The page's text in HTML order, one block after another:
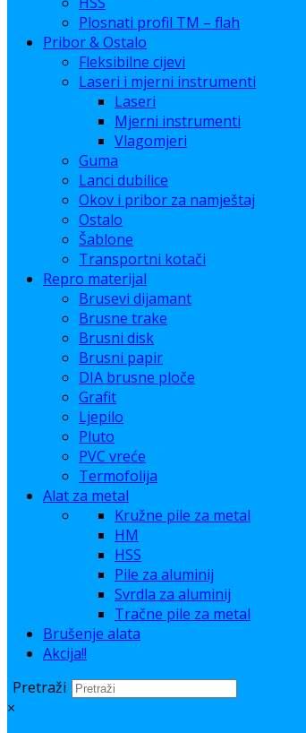
Plosnati profil TM – flah
Pribor & Ostalo
Fleksibilne cijevi
Laseri i mjerni instrumenti
Laseri
Mjerni instrumenti
Vlagomjeri
Guma
Lanci dubilice
Okov i pribor za namještaj
Ostalo
Šablone
Transportni kotači
Repro materijal
Brusevi dijamant
Brusne trake
Brusni disk
Brusni papir
DIA brusne ploče
Grafit
Ljepilo
Pluto
PVC vreće
Termofolija
Alat za metal
Kružne pile za metal
HM
HSS
Pile za aluminij
Svrdla za aluminij
Tračne pile za metal
Brušenje alata
Akcija!!
Pretraži
×